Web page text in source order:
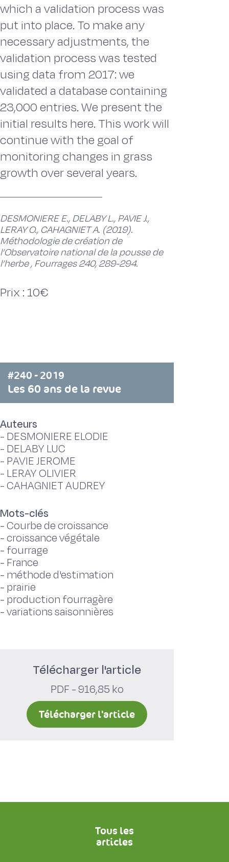
which a validation process was
put into place. To make any
necessary adjustments, the
validation process was tested
using data from 2017: we
validated a database containing
23,000 entries. We present the
initial results here. This work will
continue with the goal of
monitoring changes in grass
growth over several years.
DESMONIERE E., DELABY L., PAVIE J.,
LERAY O., CAHAGNIET A. (2019).
Méthodologie de création de
l’Observatoire national de la pousse de
l’herbe , Fourrages 240, 289-294.
Prix : 10€
#240 - 2019
Les 60 ans de la revue
Auteurs
- DESMONIERE ELODIE
- DELABY LUC
- PAVIE JEROME
- LERAY OLIVIER
-CAHAGNIET AUDREY
Mots-clés
-Courbe de croissance
-croissance végétale
- fourrage
- France
- méthode d'estimation
- prairie
- production fourragère
-variations saisonnières
Télécharger l'article
PDF - 916,85 ko
Télécharger l'article
Tous les
articles